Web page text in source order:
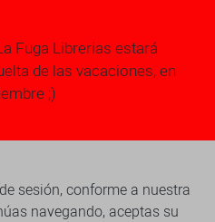
Fuga Librerias estará
de las vacaciones, en
;)
sesión, conforme a nuestra
navegando, aceptas su